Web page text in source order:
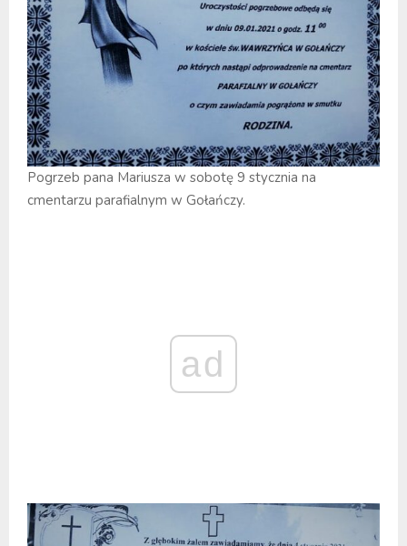
Pogrzeb pana Mariusza w sobotę 9 stycznia na
cmentarzu parafialnym w Gołańczy.
ad